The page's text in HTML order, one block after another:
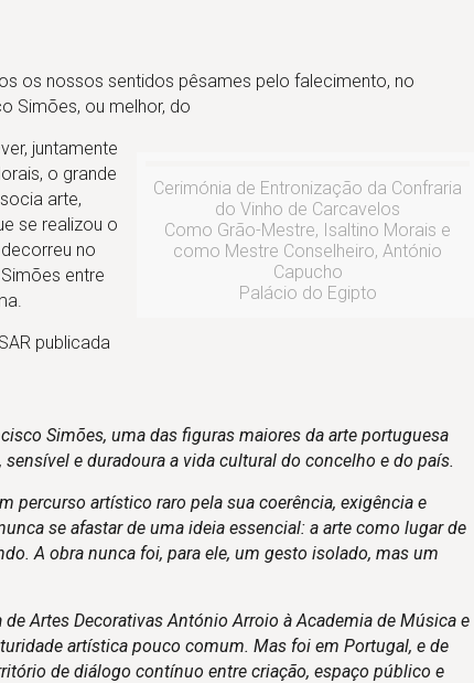
os nossos sentidos pêsames pelo falecimento, no
Simões, ou melhor, do
Cerimónia de Entronização da Confraria
do Vinho de Carcavelos
Como Grão-Mestre, Isaltino Morais e
como Mestre Conselheiro, António
Capucho
Palácio do Egipto
juntamente
o grande
arte,
se realizou o
no
entre
publicada
Simões, uma das figuras maiores da arte portuguesa
e duradoura a vida cultural do concelho e do país.
percurso artístico raro pela sua coerência, exigência e
se afastar de uma ideia essencial: a arte como lugar de
A obra nunca foi, para ele, um gesto isolado, mas um
Artes Decorativas António Arroio à Academia de Música e
artística pouco comum. Mas foi em Portugal, e de
de diálogo contínuo entre criação, espaço público e